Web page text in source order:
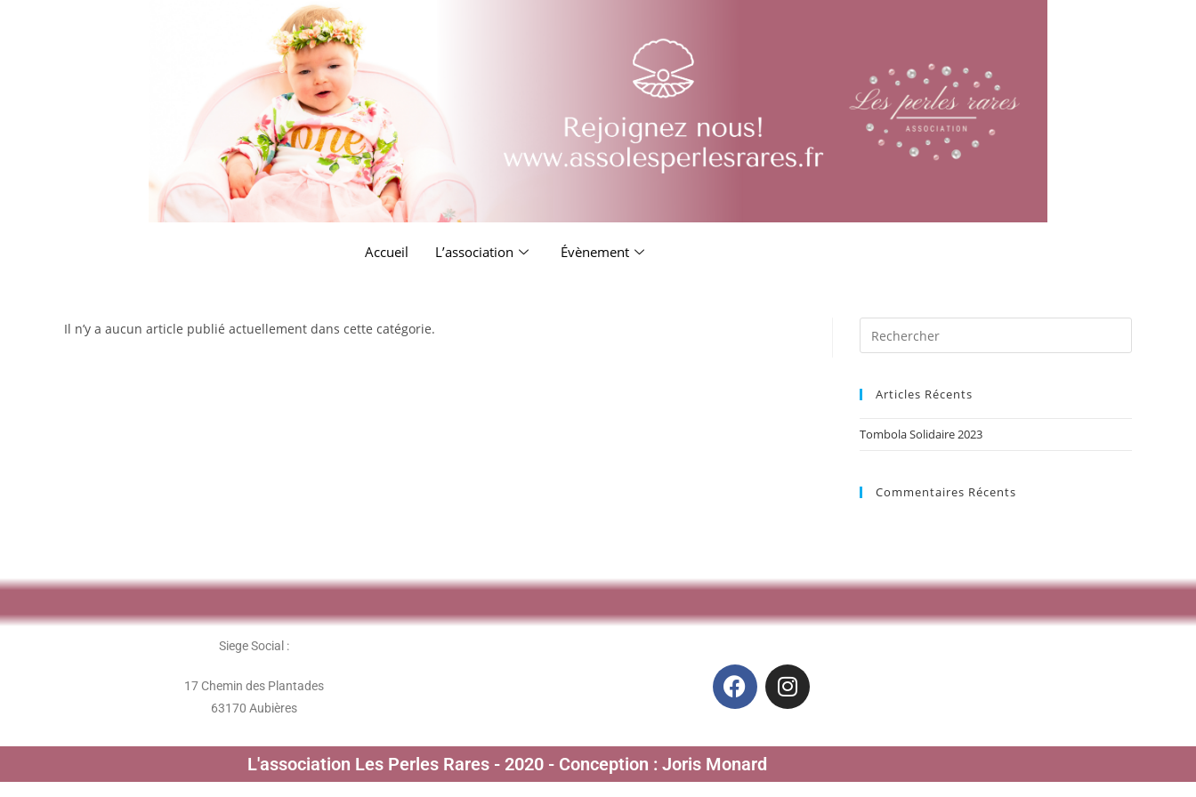
Accueil L’association Évènement
Il n’y a aucun article publié actuellement dans cette catégorie.
Articles Récents
Tombola Solidaire 2023
Commentaires Récents
Siege Social :
17 Chemin des Plantades
63170 Aubières
L'association Les Perles Rares - 2020 - Conception : Joris Monard